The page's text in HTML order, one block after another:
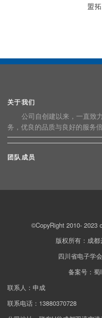
盟
关于我们
公司自创建以来，一直致
务，优良的品质与良好的服务
团队成员
©CopyRight 2010- 2023
版权所有：成
四川省电子学
备案号：蜀
联系人：申成
联系电话：13880370728